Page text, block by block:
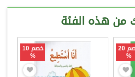
من هذه الفئة
خصم 20
%
خصم 10
%